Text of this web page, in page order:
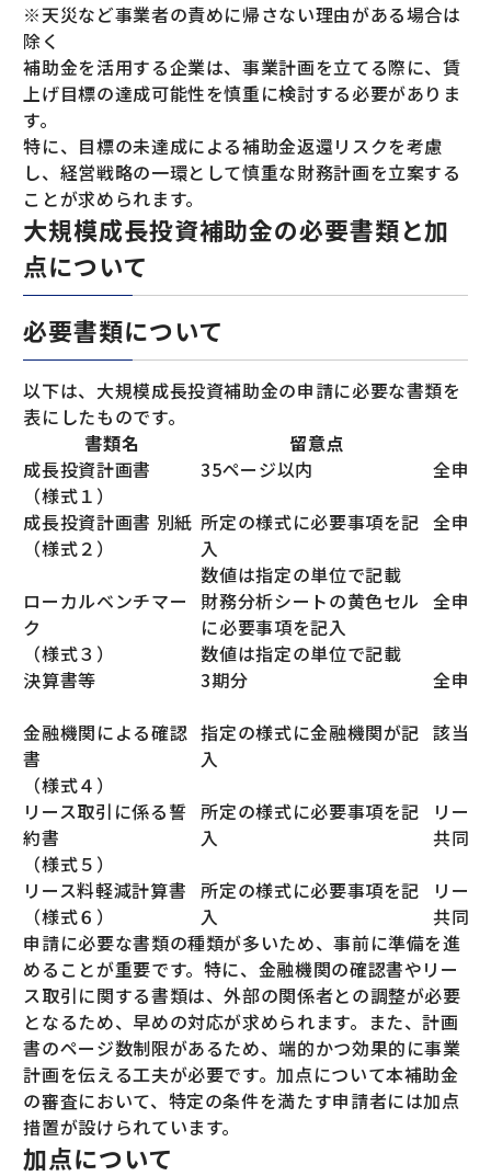
※天災など事業者の責めに帰さない理由がある場合は
除く
補助金を活用する企業は、事業計画を立てる際に、賃
上げ目標の達成可能性を慎重に検討する必要がありま
す。
特に、目標の未達成による補助金返還リスクを考慮
し、経営戦略の一環として慎重な財務計画を立案する
ことが求められます。
大規模成長投資補助金の必要書類と加
点について
必要書類について
以下は、大規模成長投資補助金の申請に必要な書類を
表にしたものです。
書類名
留意点
成長投資計画書
（様式１）
35ページ以内
全申
成長投資計画書 別紙
（様式２）
所定の様式に必要事項を記
入
数値は指定の単位で記載
全申
ローカルベンチマー
ク
（様式３）
財務分析シートの黄色セル
に必要事項を記入
数値は指定の単位で記載
全申
決算書等 3期分
全申
金融機関による確認
書
（様式４）
指定の様式に金融機関が記
入
該当
リース取引に係る誓
約書
（様式５）
所定の様式に必要事項を記
入
リー
共同
リース料軽減計算書
（様式６）
所定の様式に必要事項を記
入
リー
共同
申請に必要な書類の種類が多いため、事前に準備を進
めることが重要です。特に、金融機関の確認書やリー
ス取引に関する書類は、外部の関係者との調整が必要
となるため、早めの対応が求められます。また、計画
書のページ数制限があるため、端的かつ効果的に事業
計画を伝える工夫が必要です。加点について本補助金
の審査において、特定の条件を満たす申請者には加点
措置が設けられています。
加点について